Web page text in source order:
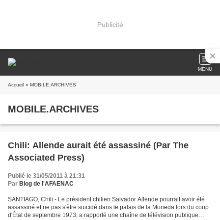
Publicité
MENU
Accueil » MOBILE.ARCHIVES
MOBILE.ARCHIVES
Chili: Allende aurait été assassiné (Par The
Associated Press)
Publié le 31/05/2011 à 21:31
Par Blog de l'AFAENAC
SANTIAGO, Chili - Le président chilien Salvador Allende pourrait avoir été
assassiné et ne pas s'être suicidé dans le palais de la Moneda lors du coup
d'État de septembre 1973, a rapporté une chaîne de télévision publique